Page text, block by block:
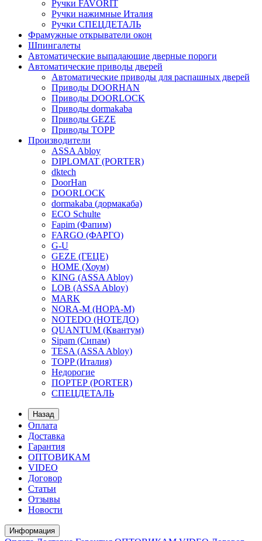
Ручки FAVORIT
Ручки нажимные Италия
Ручки СПЕЦДЕТАЛЬ
Фрамужные открыватели окон
Шпингалеты
Автоматические выпадающие дверные пороги
Автоматические приводы дверей
Автоматические приводы для распашных дверей
Приводы DOORHAN
Приводы DOORLOCK
Приводы dormakaba
Приводы GEZE
Приводы TOPP
Производители
ASSA Abloy
DIPLOMAT (PORTER)
dktech
DoorHan
DOORLOCK
dormakaba (дормакаба)
ECO Schulte
Fapim (Фапим)
FARGO (ФАРГО)
G-U
GEZE (ГЕЦЕ)
HOME (Хоум)
KING (ASSA Abloy)
LOB (ASSA Abloy)
MARK
NORA-M (НОРА-М)
NOTEDO (НОТЕДО)
QUANTUM (Квантум)
Sipam (Сипам)
TESA (ASSA Abloy)
TOPP (Италия)
Недорогие
ПОРТЕР (PORTER)
СПЕЦДЕТАЛЬ
Назад
Оплата
Доставка
Гарантия
ОПТОВИКАМ
VIDEO
Договор
Статьи
Отзывы
Новости
Информация